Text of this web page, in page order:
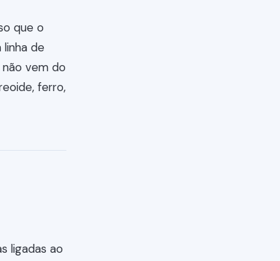
que o
de
vem do
ferro,
ligadas ao